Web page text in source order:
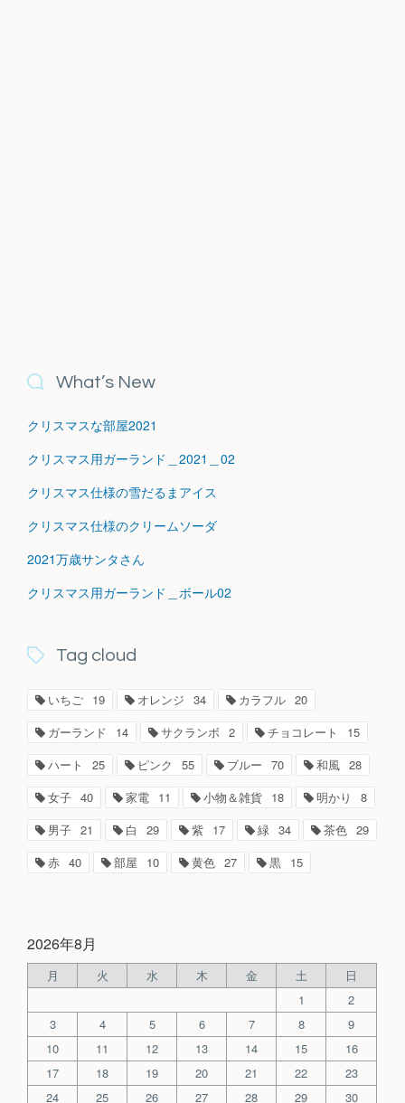
What’s New
クリスマスな部屋2021
クリスマス用ガーランド＿2021＿02
クリスマス仕様の雪だるまアイス
クリスマス仕様のクリームソーダ
2021万歳サンタさん
クリスマス用ガーランド＿ボール02
Tag cloud
いちご 19 オレンジ 34 カラフル 20
ガーランド
14 サクランボ 2 チョコレート
15
ハート
25 ピンク 55 ブルー 70 和風 28
女子 40 家電 11 小物＆雑貨 18 明かり
8
男子 21 白 29 紫 17 緑 34 茶色 29
赤 40 部屋 10 黄色 27 黒 15
2026年8月
月 火 水 木 金 土
日
1
2
3
4 5 6 7 8
9
10
11 12 13 14 15
16
17
18 19 20 21 22
23
24
25 26 27 28 29
30